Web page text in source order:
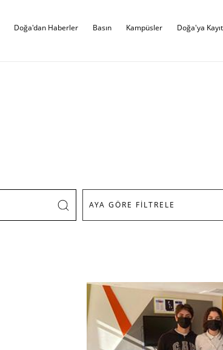
Doğa'dan Haberler Basın Kampüsler Doğa'ya Kayıt